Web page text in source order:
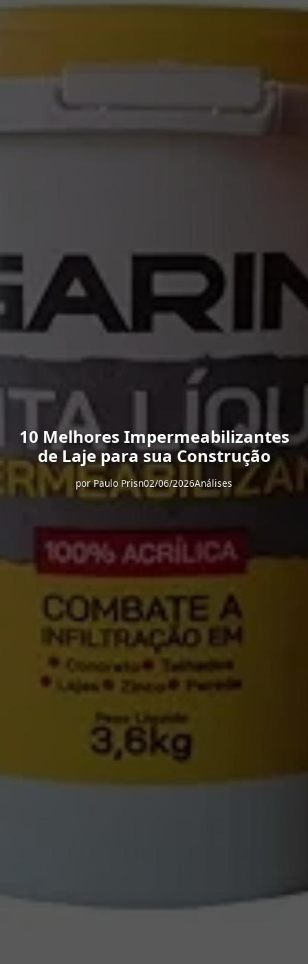
10 Melhores Impermeabilizantes
de Laje para sua Construção
porPaulo Prisn02/06/2026Análises